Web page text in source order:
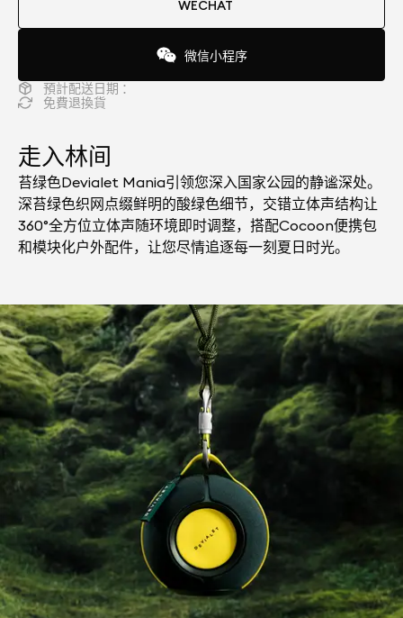
微信小程序
預計配送日期 ：
免費退換貨
走入林间
苔绿色Devialet Mania引领您深入国家公园的静谧深处。
深苔绿色织网点缀鲜明的酸绿色细节，交错立体声结构让
360°全方位立体声随环境即时调整，搭配Cocoon便携包
和模块化户外配件，让您尽情追逐每一刻夏日时光。